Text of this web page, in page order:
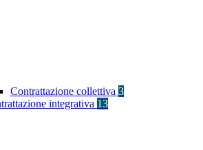
Contrattazione collettiva 3
integrativa 13